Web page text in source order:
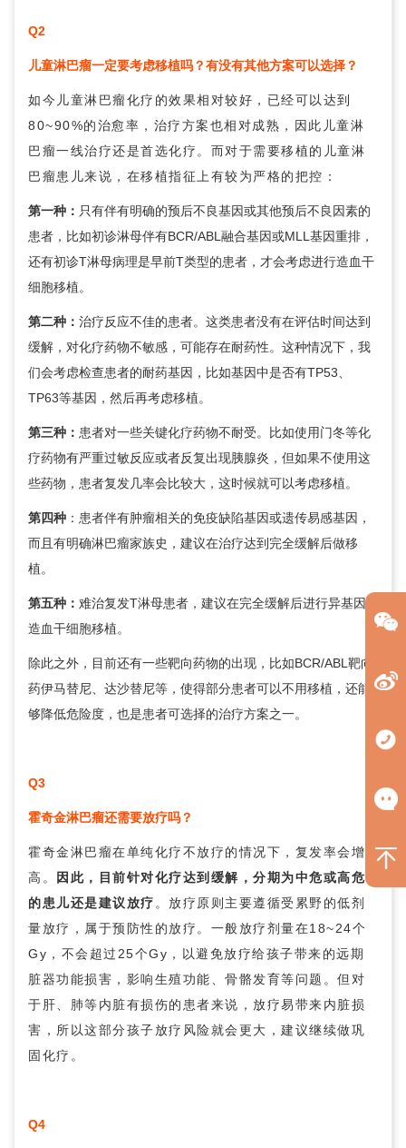
Q2
儿童淋巴瘤一定要考虑移植吗？有没有其他方案可以选择？
如今儿童淋巴瘤化疗的效果相对较好，已经可以达到
80~90%的治愈率，治疗方案也相对成熟，因此儿童淋
巴瘤一线治疗还是首选化疗。而对于需要移植的儿童淋
巴瘤患儿来说，在移植指征上有较为严格的把控：
第一种： 只有伴有明确的预后不良基因或其他预后不良因素的
患者，比如初诊淋母伴有BCR/ABL融合基因或MLL基因重排，
还有初诊T淋母病理是早前T类型的患者，才会考虑进行造血干
细胞移植。
第二种： 治疗反应不佳的患者。这类患者没有在评估时间达到
缓解，对化疗药物不敏感，可能存在耐药性。这种情况下，我
们会考虑检查患者的耐药基因，比如基因中是否有TP53、
TP63等基因，然后再考虑移植。
第三种： 患者对一些关键化疗药物不耐受。比如使用门冬等化
疗药物有严重过敏反应或者反复出现胰腺炎，但如果不使用这
些药物，患者复发几率会比较大，这时候就可以考虑移植。
第四种 ：患者伴有肿瘤相关的免疫缺陷基因或遗传易感基因，
而且有明确淋巴瘤家族史，建议在治疗达到完全缓解后做移
植。
第五种： 难治复发T淋母患者，建议在完全缓解后进行异基因
造血干细胞移植。
除此之外，目前还有一些靶向药物的出现，比如BCR/ABL靶向
药伊马替尼、达沙替尼等，使得部分患者可以不用移植，还能
够降低危险度，也是患者可选择的治疗方案之一。
Q3
霍奇金淋巴瘤还需要放疗吗？
霍奇金淋巴瘤在单纯化疗不放疗的情况下，复发率会增
高。
因此，目前针对化疗达到缓解，分期为中危或高危
的患儿还是建议放疗 。放疗原则主要遵循受累野的低剂
量放疗，属于预防性的放疗。一般放疗剂量在18~24个
Gy，不会超过25个Gy，以避免放疗给孩子带来的远期
脏器功能损害，影响生殖功能、骨骼发育等问题。但对
于肝、肺等内脏有损伤的患者来说，放疗易带来内脏损
害，所以这部分孩子放疗风险就会更大，建议继续做巩
固化疗。
Q4